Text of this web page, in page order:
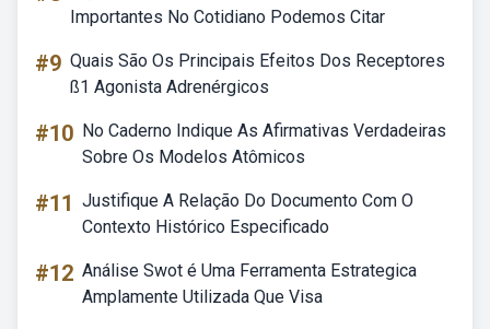
Importantes No Cotidiano Podemos Citar
#9 Quais São Os Principais Efeitos Dos Receptores
ß1 Agonista Adrenérgicos
#10 No Caderno Indique As Afirmativas Verdadeiras
Sobre Os Modelos Atômicos
#11 Justifique A Relação Do Documento Com O
Contexto Histórico Especificado
#12 Análise Swot é Uma Ferramenta Estrategica
Amplamente Utilizada Que Visa